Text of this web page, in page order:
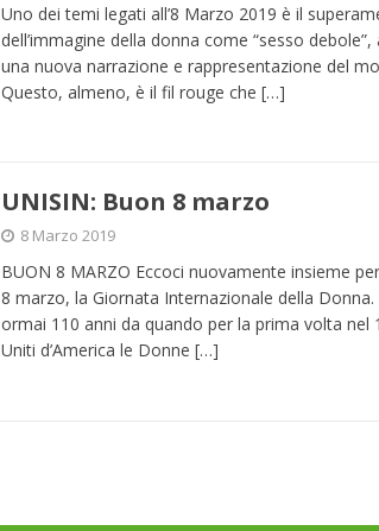
Uno dei temi legati all’8 Marzo 2019 è il
dell’immagine della donna come “sesso
una nuova narrazione e rappresentazione del
Questo, almeno, è il fil rouge che […]
UNISIN: Buon 8 marzo
8 Marzo 2019
BUON 8 MARZO Eccoci nuovamente insieme
8 marzo, la Giornata Internazionale della
ormai 110 anni da quando per la prima volta nel
Uniti d’America le Donne […]